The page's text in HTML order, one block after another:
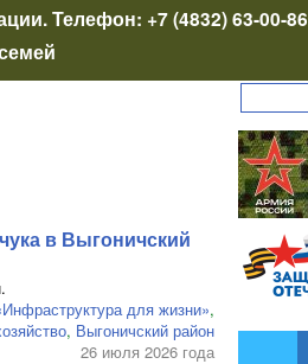
. Телефон: +7 (4832) 63-00-86
в Выгоничский
для жизни»,
, Выгоничский район
26 июля 2026 года